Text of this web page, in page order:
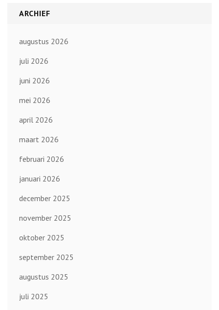
ARCHIEF
augustus 2026
juli 2026
juni 2026
mei 2026
april 2026
maart 2026
februari 2026
januari 2026
december 2025
november 2025
oktober 2025
september 2025
augustus 2025
juli 2025